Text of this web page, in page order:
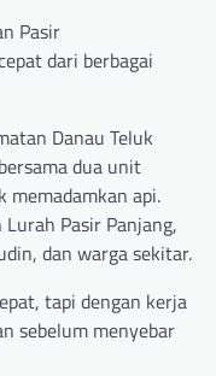
Pasir
dari berbagai
Danau Teluk
dua unit
memadamkan api.
Pasir Panjang,
dan warga sekitar.
tapi dengan kerja
sebelum menyebar